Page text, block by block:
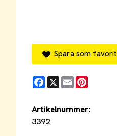
Spara som favorit
Facebook
X Email
Artikelnummer:
3392